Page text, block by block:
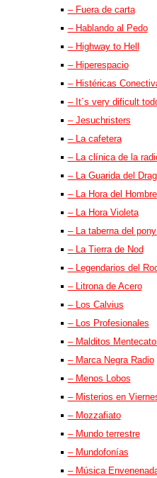
– Fuera de carta
– Hablando al Pedo
– Highway to Hell
– Hiperespacio
– Histéricas
– It´s very dificult
– Jesuchristers
– La cafetera
– La clínica de la
– La Guarida del
– La Hora del
– La Hora Violeta
– La taberna del
– La Tierra de Nod
– Legendarios del
– Litrona de Acero
– Los Calvius
– Los Profesionales
– Malditos
– Marca Negra Radio
– Menos Lobos
– Misterios en
– Mozzafiato
– Mundo terrestre
– Mundofonías
– Música